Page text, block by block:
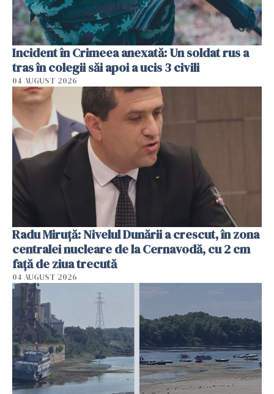
Incident în Crimeea anexată: Un soldat rus a
tras în colegii săi apoi a ucis 3 civili
04 AUGUST 2026
Radu Miruţă: Nivelul Dunării a crescut, în zona
centralei nucleare de la Cernavodă, cu 2 cm
faţă de ziua trecută
04 AUGUST 2026